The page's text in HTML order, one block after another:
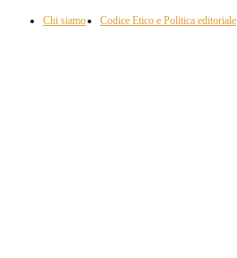
Chi siamo Codice Etico e Politica editoriale